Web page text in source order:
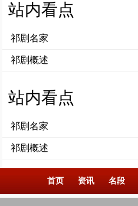
站内看点
祁剧名家
祁剧概述
站内看点
祁剧名家
祁剧概述
首页 资讯 名段